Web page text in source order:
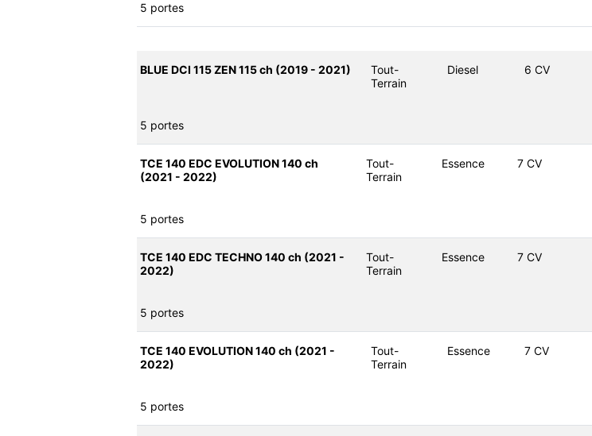
5 portes
BLUE DCI 115 ZEN 115 ch (2019 - 2021)
Tout-
Terrain
Diesel 6 CV
5 portes
TCE 140 EDC EVOLUTION 140 ch
(2021 - 2022)
Tout-
Terrain
Essence 7 CV
5 portes
TCE 140 EDC TECHNO 140 ch (2021 -
2022)
Tout-
Terrain
Essence 7 CV
5 portes
TCE 140 EVOLUTION 140 ch (2021 -
2022)
Tout-
Terrain
Essence 7 CV
5 portes